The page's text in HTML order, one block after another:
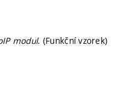
modul. (Funkční vzorek)